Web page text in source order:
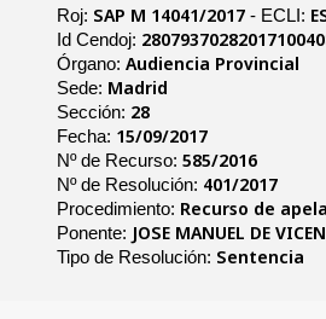
Roj: SAP M 14041/2017- ECLI:
Id Cendoj:
Órgano: Audiencia Provincial
Sede: Madrid
Sección: 28
Fecha: 15/09/2017
Nº de Recurso: 585/2016
Nº de Resolución: 401/2017
Procedimiento: Recurso de
Ponente: JOSE MANUEL DE
Tipo de Resolución: Sentencia